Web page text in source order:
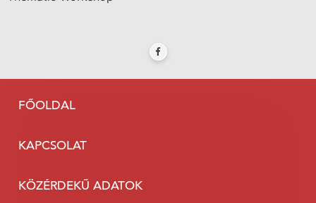
FŐOLDAL
KAPCSOLAT
KÖZÉRDEKŰ ADATOK